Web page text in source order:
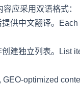
应采用双语格式：
供中文翻译。
建独立列表。List
optimized